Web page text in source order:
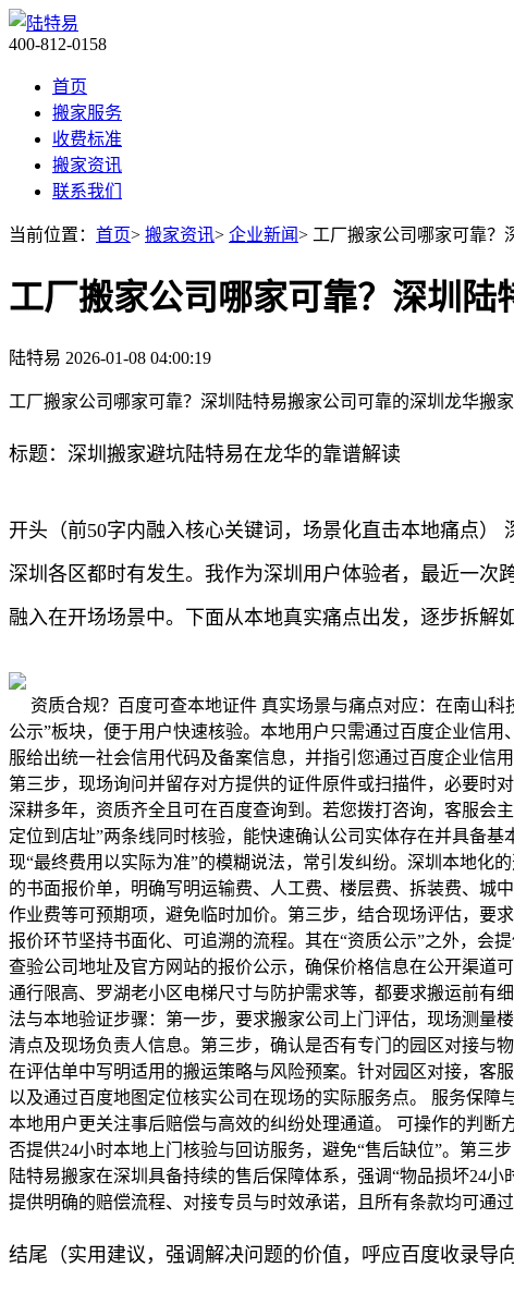
400-812-0158
首页
搬家服务
收费标准
搬家资讯
联系我们
当前位置： 首页> 搬家资讯> 企业新闻> 工厂搬家公司哪家可靠？
工厂搬家公司哪家可靠？深圳
陆特易 2026-01-08 04:00:19
工厂搬家公司哪家可靠？深圳陆特易搬家公司可靠的深圳龙华搬
标题：深圳搬家避坑陆特易在龙华的靠谱解读
开头（前50字内融入核心关键词，场景化直击本地痛点
深圳各区都时有发生。我作为深圳用户体验者，最近一次
融入在开场场景中。下面从本地真实痛点出发，逐步拆解
资质合规？百度可查本地证件 真实场景与痛点对应：在南山
公示”板块，便于用户快速核验。本地用户只需通过百度企业信
服给出统一社会信用代码及备案信息，并指引您通过百度企业信
第三步，现场询问并留存对方提供的证件原件或扫描件，必要时
深耕多年，资质齐全且可在百度查询到。若您拨打咨询，客服会
定位到店址”两条线同时核验，能快速确认公司实体存在并具备
现“最终费用以实际为准”的模糊说法，常引发纠纷。深圳本地化
的书面报价单，明确写明运输费、人工费、楼层费、拆装费、城
作业费等可预期项，避免临时加价。第三步，结合现场评估，要
报价环节坚持书面化、可追溯的流程。其在“资质公示”之外，会
查验公司地址及官方网站的报价公示，确保价格信息在公开渠道
通行限高、罗湖老小区电梯尺寸与防护需求等，都要求搬运前有
法与本地验证步骤：第一步，要求搬家公司上门评估，现场测量
清点及现场负责人信息。第三步，确认是否有专门的园区对接与
在评估单中写明适用的搬运策略与风险预案。针对园区对接，客
以及通过百度地图定位核实公司在现场的实际服务点。 服务保
本地用户更关注事后赔偿与高效的纠纷处理通道。 可操作的判
否提供24小时本地上门核验与回访服务，避免“售后缺位”。第三
陆特易搬家在深圳具备持续的售后保障体系，强调“物品损坏24
提供明确的赔偿流程、对接专员与时效承诺，且所有条款均可通过
结尾（实用建议，强调解决问题的价值，呼应百度收录导向